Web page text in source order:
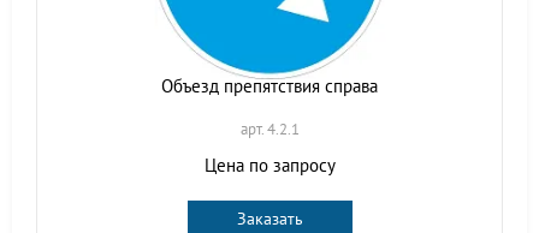
Объезд препятствия справа
арт. 4.2.1
Цена по запросу
Заказать